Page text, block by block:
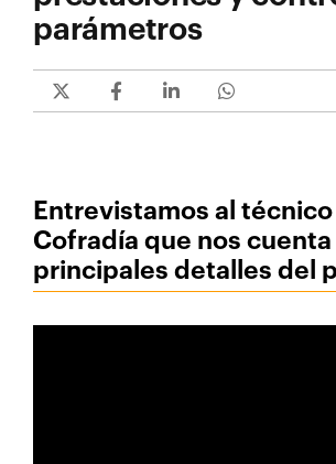
parámetros
Entrevistamos al técnico
Cofradía que nos cuenta
principales detalles del